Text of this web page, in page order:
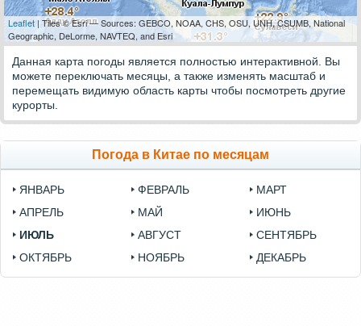
Leaflet | Tiles © Esri — Sources: GEBCO, NOAA, CHS, OSU, UNH, CSUMB, National
Geographic, DeLorme, NAVTEQ, and Esri
Данная карта погоды является полностью интерактивной. Вы
можете переключать месяцы, а также изменять масштаб и
перемещать видимую область карты чтобы посмотреть другие
курорты.
Погода в Китае по месяцам
ЯНВАРЬ ФЕВРАЛЬ
МАРТ
АПРЕЛЬ
МАЙ
ИЮНЬ
ИЮЛЬ
АВГУСТ
СЕНТЯБРЬ
ОКТЯБРЬ
НОЯБРЬ ДЕКАБРЬ